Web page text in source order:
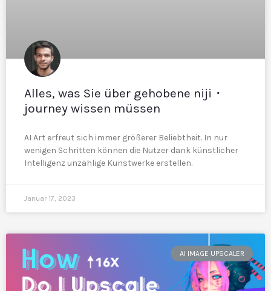
Alles, was Sie über gehobene niji・
journey wissen müssen
AI Art erfreut sich immer größerer Beliebtheit. In nur
wenigen Schritten können die Nutzer dank künstlicher
Intelligenz unzählige Kunstwerke erstellen.
Januar 17, 2023
AI IMAGE UPSCALER